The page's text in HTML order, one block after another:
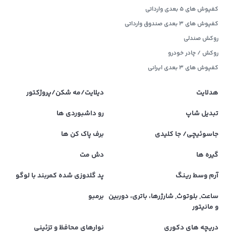
کفپوش های 5 بعدی وارداتی
کفپوش های 3 بعدی صندوق وارداتی
روکش صندلی
روکش / چادر خودرو
کفپوش های ۳ بعدی ایرانی
هدلایت
دیلایت/مه شکن/پروژکتور
تبدیل شاپ
رو داشبوردی ها
جاسوئیچی/ جا کلیدی
برف پاک کن ها
گیره ها
دش مت
آرم وسط رینگ
پد گلدوزی شده کمربند با لوگو
ساعت, بلوتوث, شارژرها، باتری، دوربین
و مانیتور
برمبو
دریچه های دکوری
نوارهای محافظ و تزئینی